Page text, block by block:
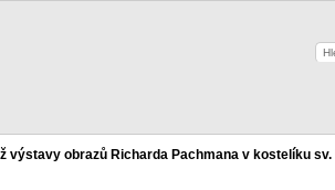
výstavy obrazů Richarda Pachmana v kostelíku sv.